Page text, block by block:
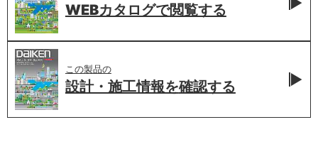
WEBカタログで閲覧する
この製品の
設計・施工情報を確認する